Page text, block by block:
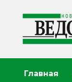
содержанию
Главная